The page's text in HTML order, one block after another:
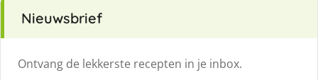
Nieuwsbrief
Ontvang de lekkerste recepten in je inbox.